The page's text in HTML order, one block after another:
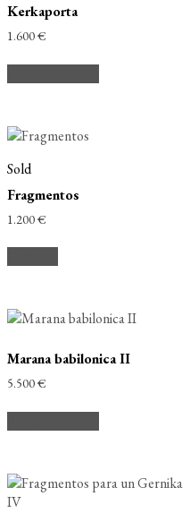
Kerkaporta
1.600€
Sold
Fragmentos
1.200€
Marana babilonica II
5.500€